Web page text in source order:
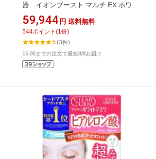
器 イオンブースト マルチ EX ホワイ
ト EH-SS85-W [イオン導入美顔器 /国
内・海外対応]
59,944 円 送料無料
544ポイント (1 倍)
5(3件)
15:00までの注文で最短8/8お届け